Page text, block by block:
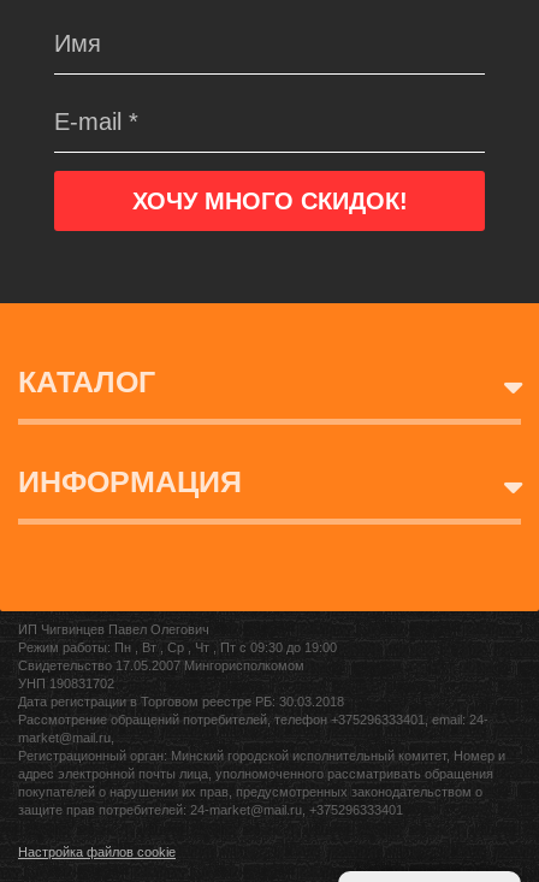
КАТАЛОГ
ИНФОРМАЦИЯ
ИП Чигвинцев Павел Олегович
Режим работы: Пн , Вт , Ср , Чт , Пт c 09:30 до 19:00
Свидетельство 17.05.2007 Мингорисполкомом
УНП 190831702
Дата регистрации в Торговом реестре РБ: 30.03.2018
Рассмотрение обращений потребителей, телефон +375296333401, email: 24-
market@mail.ru,
Регистрационный орган: Минский городской исполнительный комитет, Номер и
адрес электронной почты лица, уполномоченного рассматривать обращения
покупателей о нарушении их прав, предусмотренных законодательством о
защите прав потребителей: 24-market@mail.ru, +375296333401
Настройка файлов cookie